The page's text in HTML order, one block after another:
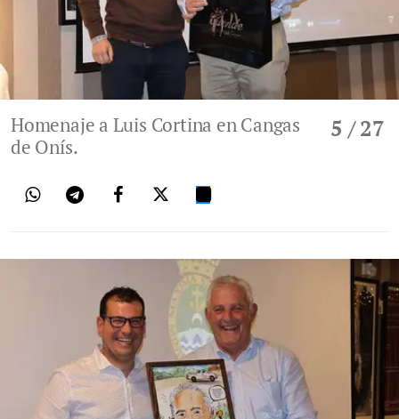
5 / 27
Homenaje a Luis Cortina en Cangas
de Onís.